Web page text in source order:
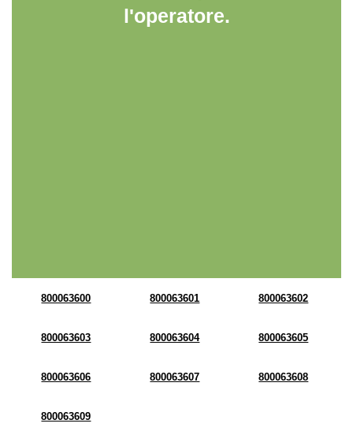
l'operatore.
800063600 800063601 800063602
800063603 800063604 800063605
800063606 800063607 800063608
800063609